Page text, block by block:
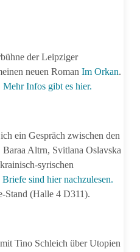
der Leipziger
neuen RomanIm Orkan.
Mehr Infos gibt es hier.
ein Gespräch zwischen den
Altrn, Svitlana Oslavska
syrischen
Briefe sind hier nachzulesen.
Stand (Halle 4 D311).
Tino Schleich über Utopien